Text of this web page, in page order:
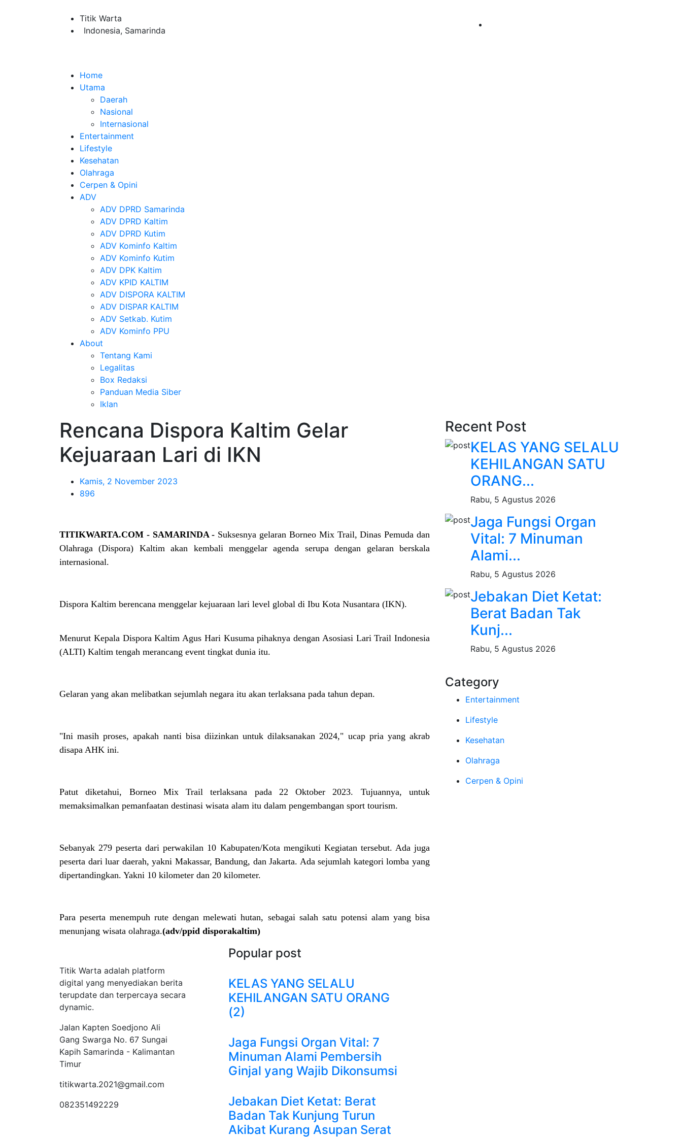
Titik Warta
Indonesia, Samarinda
Home
Utama
Daerah
Nasional
Internasional
Entertainment
Lifestyle
Kesehatan
Olahraga
Cerpen & Opini
ADV
ADV DPRD Samarinda
ADV DPRD Kaltim
ADV DPRD Kutim
ADV Kominfo Kaltim
ADV Kominfo Kutim
ADV DPK Kaltim
ADV KPID KALTIM
ADV DISPORA KALTIM
ADV DISPAR KALTIM
ADV Setkab. Kutim
ADV Kominfo PPU
About
Tentang Kami
Legalitas
Box Redaksi
Panduan Media Siber
Iklan
Rencana Dispora Kaltim Gelar
Kejuaraan Lari di IKN
Kamis, 2 November 2023
896
TITIKWARTA.COM - SAMARINDA - Suksesnya gelaran Borneo Mix Trail, Dinas Pemuda dan
Olahraga (Dispora) Kaltimakan kembali menggelar agenda serupa dengan gelaran berskala
internasional.
Dispora Kaltim berencana menggelar kejuaraan lari level global di Ibu Kota Nusantara (IKN).
Menurut Kepala Dispora Kaltim Agus Hari Kusuma pihaknya dengan Asosiasi Lari Trail Indonesia
(ALTI) Kaltim tengah merancang event tingkat dunia itu.
Gelaran yang akan melibatkan sejumlah negara itu akan terlaksana pada tahun depan.
"Ini masih proses, apakah nanti bisa diizinkan untuk dilaksanakan 2024," ucap pria yang akrab
disapa AHK ini.
Patut diketahui, Borneo Mix Trail terlaksana pada 22 Oktober 2023. Tujuannya, untuk
memaksimalkan pemanfaatan destinasi wisata alam itu dalam pengembangan sport tourism.
Sebanyak 279 peserta dari perwakilan 10 Kabupaten/Kota mengikuti Kegiatan tersebut. Ada juga
peserta dari luar daerah, yakni Makassar, Bandung, dan Jakarta. Ada sejumlah kategori lomba yang
dipertandingkan. Yakni 10 kilometer dan 20 kilometer.
Para peserta menempuh rute dengan melewati hutan, sebagai salah satu potensi alam yang bisa
menunjang wisata olahraga.(adv/ppid disporakaltim)
Recent Post
KELAS YANG SELALU
KEHILANGAN SATU
ORANG...
Rabu, 5 Agustus 2026
Jaga Fungsi Organ
Vital: 7 Minuman
Alami...
Rabu, 5 Agustus 2026
Jebakan Diet Ketat:
Berat Badan Tak
Kunj...
Rabu, 5 Agustus 2026
Category
Entertainment
Lifestyle
Kesehatan
Olahraga
Cerpen & Opini
Titik Warta adalah platform
digital yang menyediakan berita
terupdate dan terpercaya secara
dynamic.
Jalan Kapten Soedjono Ali
Gang Swarga No. 67 Sungai
Kapih Samarinda - Kalimantan
Timur
titikwarta.2021@gmail.com
082351492229
Popular post
KELAS YANG SELALU
KEHILANGAN SATU ORANG
(2)
Jaga Fungsi Organ Vital: 7
Minuman Alami Pembersih
Ginjal yang Wajib Dikonsumsi
Jebakan Diet Ketat: Berat
Badan Tak Kunjung Turun
Akibat Kurang Asupan Serat